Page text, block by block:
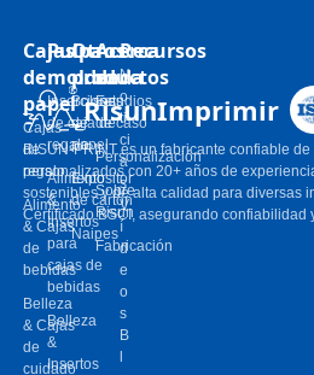
Cajas
de
papel
Cajas
de
regalo
Alimento
& Cajas
de
bebidas
Belleza
& Cajas
de
cuidado
Pulpa
moldeada
Inserciones
de caja de
regalo
Alimento
&
Insertos
para
cajas de
bebidas
Belleza
&
Insertos
Otros
productos
Bolsas
de
papel
Expositor
de cartón
Naipes
Acerca
de
Estudios
de caso
Personalización
Sobre
Risun
Fabricación
Recursos
N
o
ti
ci
a
s
V
í
d
e
o
s
B
RisunImprimir
RISUN-PRINT es un fabricante confiable de
personalizados con 20+ años de
sostenibles y de alta calidad para diversas
Certificado BSCI, asegurando confiabilidad